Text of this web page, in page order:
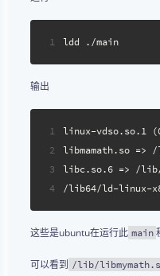
1 ldd ./main
输出
1
2
3
4
linux-vdso.so.1
libmamath.so =>
libc.so.6 => /lib/
/lib64/ld-linux-
这些是ubuntu在运行此 main
可以看到 /lib/